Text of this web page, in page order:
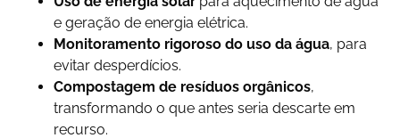
e geração de energia elétrica.
Monitoramento rigoroso do uso da água, para
evitar desperdícios.
Compostagem de resíduos orgânicos,
transformando o que antes seria descarte em
recurso.